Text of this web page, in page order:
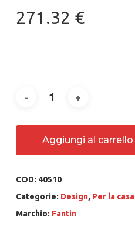
271.32 €
Aggiungi al carrello
COD: 40510
Categorie: Design, Per la casa
Marchio: Fantin